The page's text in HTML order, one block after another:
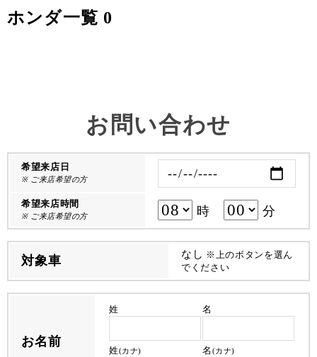
ホンダ一覧 0
お問い合わせ
希望来店日
※ ご来店希望の方
希望来店時間
※ ご来店希望の方 時 分
対象車 なし ※上のボタンを選ん
でください
お名前
姓 名
姓(カナ) 名 (カナ)